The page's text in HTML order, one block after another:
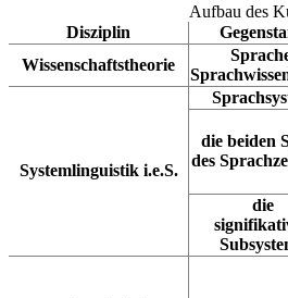
Aufbau des
Disziplin
Wissenschaftstheorie
Systemlinguistik i.e.S.
die beiden
des
die